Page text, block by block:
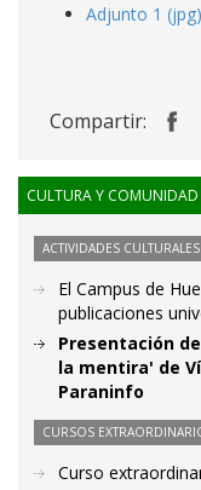
Adjunto 1 (jpg)
Compartir:
CULTURA Y COMUNIDAD
ACTIVIDADES CULTURALES
El Campus de
publicaciones
Presentación
la mentira' de
Paraninfo
CURSOS
Curso